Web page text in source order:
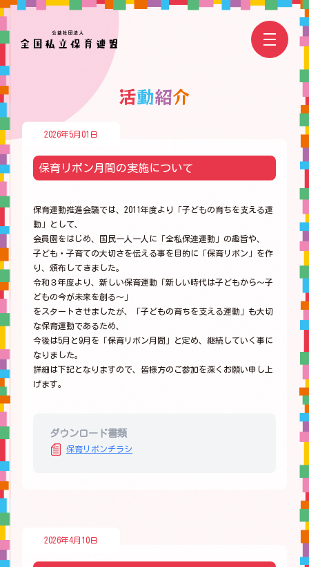
活動紹介
2026年5月01日
保育リボン月間の実施について
保育運動推進会議では、2011年度より「子どもの育ちを支える運
動」として、
会員園をはじめ、国民一人一人に「全私保連運動」の趣旨や、
子ども・子育ての大切さを伝える事を目的に「保育リボン」を作
り、頒布してきました。
令和３年度より、新しい保育運動「新しい時代は子どもから～子
どもの今が未来を創る～」
をスタートさせましたが、「子どもの育ちを支える運動」も大切
な保育運動であるため、
今後は5月と9月を「保育リボン月間」と定め、継続していく事に
なりました。
詳細は下記となりますので、皆様方のご参加を深くお願い申し上
げます。
ダウンロード書類
保育リボンチラシ
2026年4月10日